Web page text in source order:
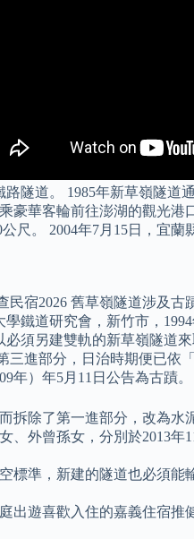
隧道。 1985年新草嶺隧
豪華客輪前往澎湖的觀光
尺。 2004年7月15日，宜蘭
宿2026 舊草嶺隧道涉及
鐵道研究會，新竹市，
須另建雙軌的新草嶺隧道
進部分，日治時期便已
年）年5月11日公告為古蹟
拆除了第一進部分，改為
外曾孫女，分別於2013
標準，新建的隧道也必須
出遊喜歡入住的嘉義住宿